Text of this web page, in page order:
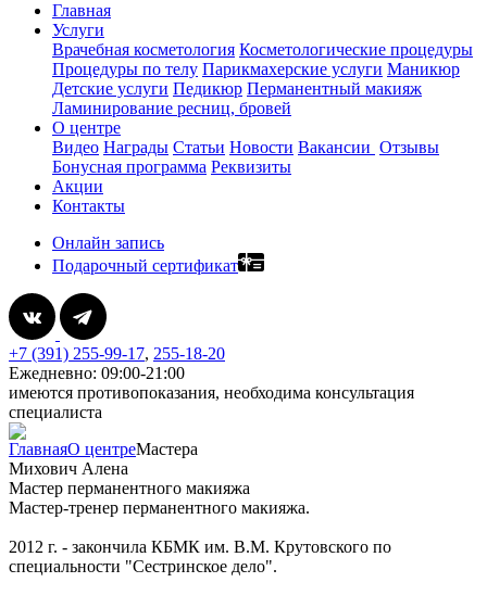
Главная
Услуги
Врачебная косметология Косметологические процедуры
Процедуры по телу Парикмахерские услуги Маникюр
Детские услуги Педикюр Перманентный макияж
Ламинирование ресниц, бровей
О центре
Видео Награды Статьи Новости Вакансии Отзывы
Бонусная программа Реквизиты
Акции
Контакты
Онлайн запись
Подарочный сертификат
+7 (391) 255-99-17, 255-18-20
Ежедневно: 09:00-21:00
имеются противопоказания, необходима консультация
специалиста
ГлавнаяО центреМастера
Михович Алена
Мастер перманентного макияжа
Мастер-тренер перманентного макияжа.
2012 г. - закончила КБМК им. В.М. Крутовского по
специальности "Сестринское дело".